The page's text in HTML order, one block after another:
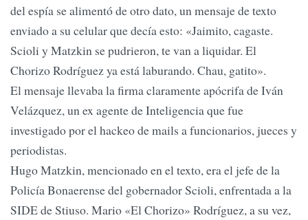
del espía se alimentó de otro dato, un mensaje de texto
enviado a su celular que decía esto: «Jaimito, cagaste.
Scioli y Matzkin se pudrieron, te van a liquidar. El
Chorizo Rodríguez ya está laburando. Chau, gatito».
El mensaje llevaba la firma claramente apócrifa de Iván
Velázquez, un ex agente de Inteligencia que fue
investigado por el hackeo de mails a funcionarios, jueces y
periodistas.
Hugo Matzkin, mencionado en el texto, era el jefe de la
Policía Bonaerense del gobernador Scioli, enfrentada a la
SIDE de Stiuso. Mario «El Chorizo» Rodríguez, a su vez,